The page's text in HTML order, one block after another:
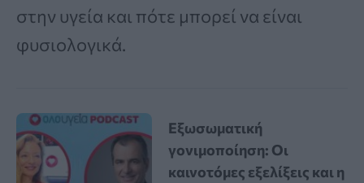
στην υγεία και πότε μπορεί να είναι
φυσιολογικά.
Εξωσωματική
γονιμοποίηση: Οι
καινοτόμες εξελίξεις και η